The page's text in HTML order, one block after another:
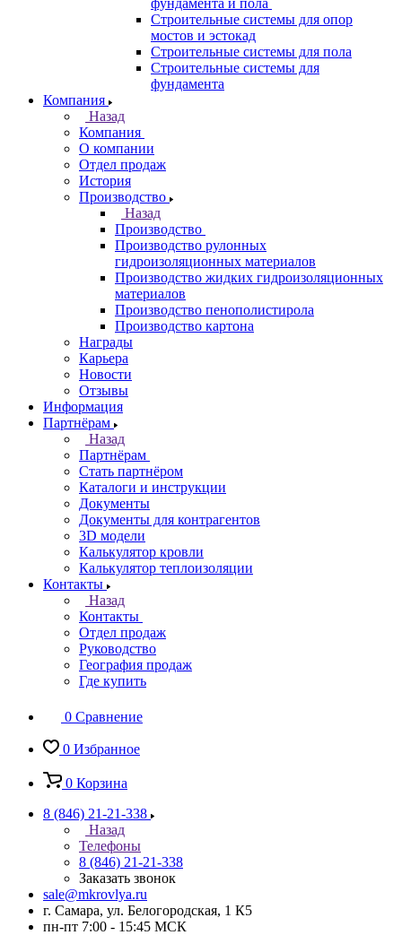
фундамента и пола
Строительные системы для опор
мостов и эстокад
Строительные системы для пола
Строительные системы для
фундамента
Компания
Назад
Компания
О компании
Отдел продаж
История
Производство
Назад
Производство
Производство рулонных
гидроизоляционных материалов
Производство жидких гидроизоляционных
материалов
Производство пенополистирола
Производство картона
Награды
Карьера
Новости
Отзывы
Информация
Партнёрам
Назад
Партнёрам
Стать партнёром
Каталоги и инструкции
Документы
Документы для контрагентов
3D модели
Калькулятор кровли
Калькулятор теплоизоляции
Контакты
Назад
Контакты
Отдел продаж
Руководство
География продаж
Где купить
0 Сравнение
0 Избранное
0 Корзина
8 (846) 21-21-338
Назад
Телефоны
8 (846) 21-21-338
Заказать звонок
sale@mkrovlya.ru
г. Самара, ул. Белогородская, 1 К5
пн-пт 7:00 - 15:45 МСК